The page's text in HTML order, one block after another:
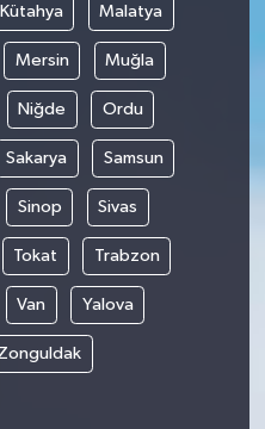
Kütahya Malatya
Mersin Muğla
Niğde Ordu
Sakarya Samsun
Sinop Sivas
Tokat Trabzon
Van Yalova